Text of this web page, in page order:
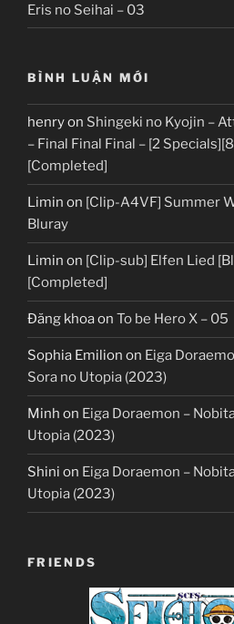
Eris no Seihai – 03
BÌNH LUẬN MỚI
henryon Shingeki no Kyojin –
– Final Final Final – [2
[Completed]
Limin on [Clip-A4VF] Summer
Bluray
Limin on [Clip-sub] Elfen Lied
[Completed]
Đăng khoaon To be Hero X – 05
Sophia Emilion on Eiga
Sora no Utopia (2023)
Minh on Eiga Doraemon –
Utopia (2023)
Shini on Eiga Doraemon –
Utopia (2023)
FRIENDS